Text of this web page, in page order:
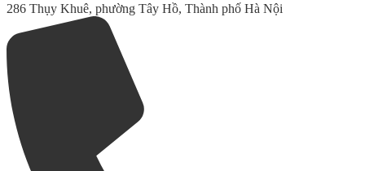
286 Thụy Khuê, phường Tây Hồ, Thành phố Hà Nội